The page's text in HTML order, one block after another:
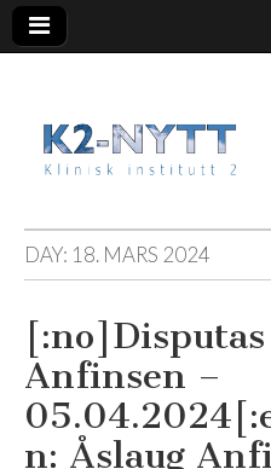
K2 Nytt
DAY: 18. MARS 2024
Anfinsen –
n: Åslaug